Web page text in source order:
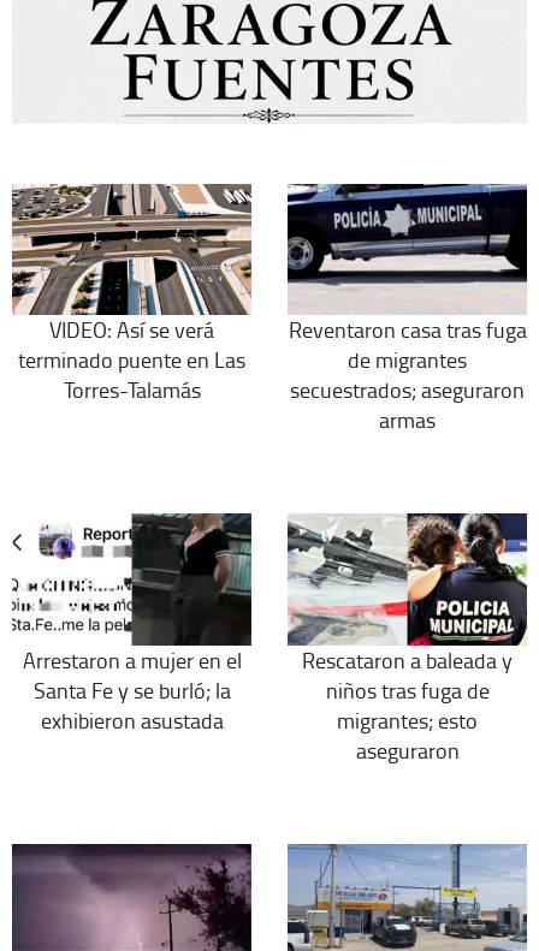
VIDEO: Así se verá
terminado puente en Las
Torres-Talamás
Reventaron casa tras fuga
de migrantes
secuestrados; aseguraron
armas
Arrestaron a mujer en el
Santa Fe y se burló; la
exhibieron asustada
Rescataron a baleada y
niños tras fuga de
migrantes; esto
aseguraron